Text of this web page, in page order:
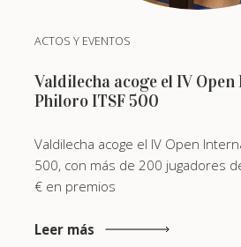
ACTOS Y EVENTOS
Valdilecha acoge el IV
Philoro ITSF 500
Valdilecha acoge el IV Open
500, con más de 200 jugadores
€ en premios
Leer más